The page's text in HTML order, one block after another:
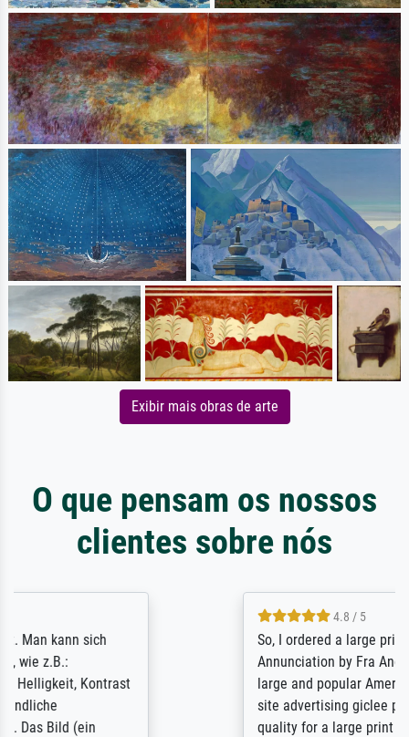
Exibir mais obras de arte
O que pensam os nossos
clientes sobre nós
So, I ordered a large print of The
Annunciation by Fra Angelico from a very
large and popular American "art/poster"
site advertising giclee print quality. The
quality for a large print was atrocious. They